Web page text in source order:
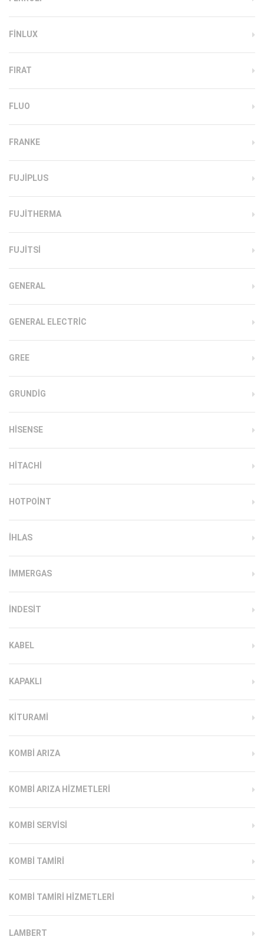
FINLUX
FIRAT
FLUO
FRANKE
FUJIPLUS
FUJITHERMA
FUJITSI
GENERAL
GENERAL ELECTRIC
GREE
GRUNDIG
HISENSE
HITACHI
HOTPOINT
IHLAS
İMMERGAS
INDESIT
KABEL
KAPAKLI
KITURAMI
KOMBI ARIZA
KOMBI ARIZA HIZMETLERI
KOMBI SERVISI
KOMBI TAMIRI
KOMBI TAMIRI HIZMETLERI
LAMBERT